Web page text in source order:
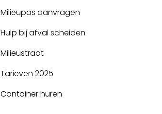
Milieupas aanvragen
Hulp bij afval scheiden
Milieustraat
Tarieven 2025
Container huren